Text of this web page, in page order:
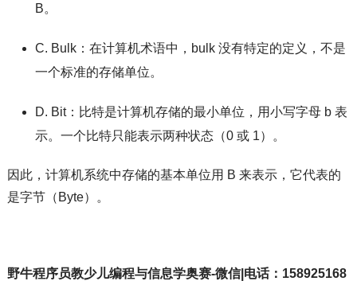
B。
C. Bulk：在计算机术语中，bulk 没有特定的定义，不是
一个标准的存储单位。
D. Bit：比特是计算机存储的最小单位，用小写字母 b 表
示。一个比特只能表示两种状态（0 或 1）。
因此，计算机系统中存储的基本单位用 B 来表示，它代表的
是字节（Byte）。
野牛程序员教少儿编程与信息学奥赛-微信|电话：158925168